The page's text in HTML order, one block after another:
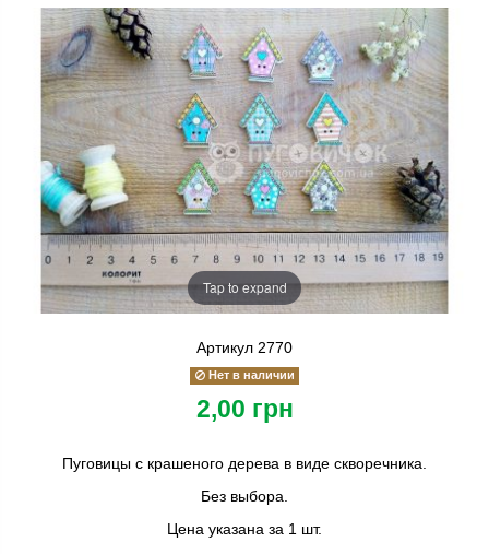
Tap to expand
Артикул 2770
Нет в наличии
2,00 грн
Пуговицы с крашеного дерева в виде скворечника.
Без выбора.
Цена указана за 1 шт.